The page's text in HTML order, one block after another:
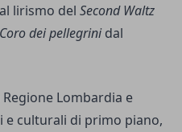
lirismo del Second Waltz
Coro dei pellegrinidal
Lombardia e
culturali di primo piano,